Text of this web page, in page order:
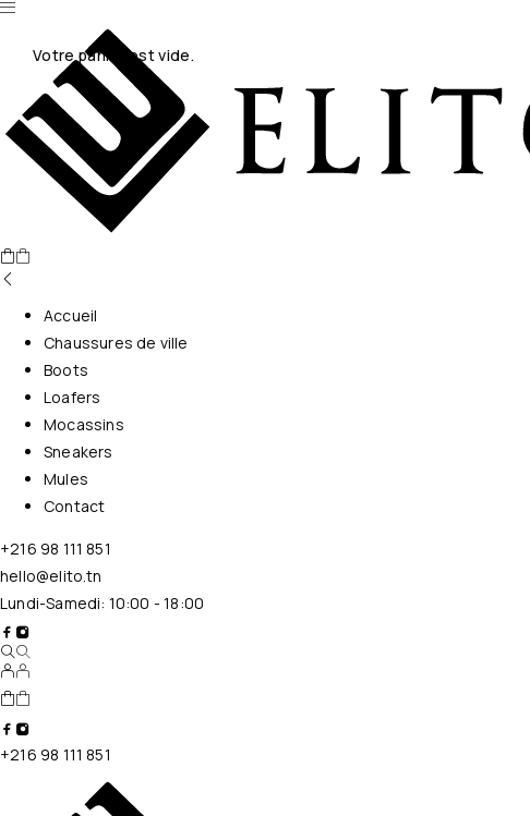
Votre panier est vide.
Accueil
Chaussures de ville
Boots
Loafers
Mocassins
Sneakers
Mules
Contact
+216 98 111 851
hello@elito.tn
Lundi-Samedi: 10:00 - 18:00
+216 98 111 851